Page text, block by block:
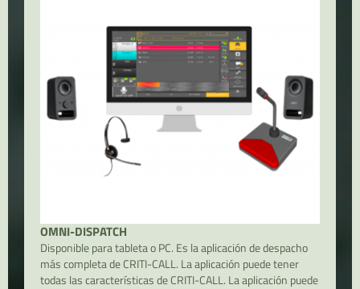
OMNI-DISPATCH
Disponible para tableta o PC. Es la aplicación de despacho
más completa de CRITI-CALL. La aplicación puede tener
todas las características de CRITI-CALL. La aplicación puede